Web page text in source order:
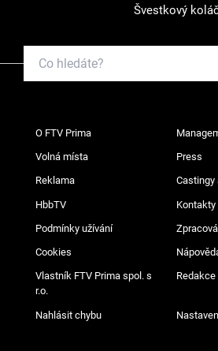
Švestkový
O FTV Prima
Volná místa Press
Reklama Castingy
HbbTV Kontakty
Podmínky užívání
Cookies
Vlastník FTV Prima spol. s
r.o.
Redakce
Nahlásit chybu